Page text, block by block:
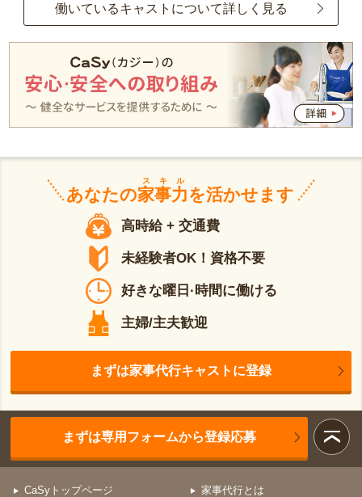
働いているキャストについて詳しく見る
あなたの家事力
スキル
を活かせます
高時給 + 交通費
未経験者OK！資格不要
好きな曜日·時間に働ける
主婦/主夫歓迎
まずは家事代行キャストに登録
まずは専用フォームから登録応募
CaSyトップページ 家事代行とは